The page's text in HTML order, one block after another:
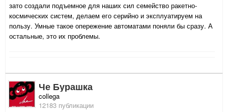
зато создали подъемное для наших сил семейство ракетно-
космических систем, делаем его серийно и эксплуатируем на
пользу. Умные такое опережение автоматами поняли бы сразу. А
остальные, это их проблемы.
Че Бурашка
collega
12183 публикации